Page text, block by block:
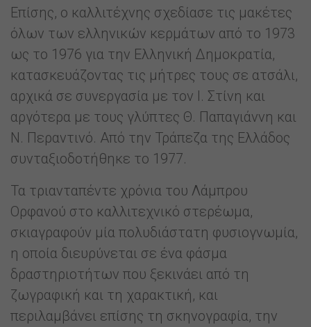
Επίσης, ο καλλιτέχνης σχεδίασε τις μακέτες
όλων των ελληνικών κερμάτων από το 1973
ως το 1976 για την Ελληνική Δημοκρατία,
κατασκευάζοντας τις μήτρες τους σε ατσάλι,
αρχικά σε συνεργασία με τον Ι. Στίνη και
αργότερα με τους γλύπτες Θ. Παπαγιάννη και
Ν. Περαντινό. Από την Τράπεζα της Ελλάδος
συνταξιοδοτήθηκε το 1977.
Τα τριανταπέντε χρόνια του Λάμπρου
Ορφανού στο καλλιτεχνικό στερέωμα,
σκιαγραφούν μία πολυδιάστατη φυσιογνωμία,
η οποία διευρύνεται σε ένα φάσμα
δραστηριοτήτων που ξεκινάει από τη
ζωγραφική και τη χαρακτική, και
περιλαμβάνει επίσης τη σκηνογραφία, την